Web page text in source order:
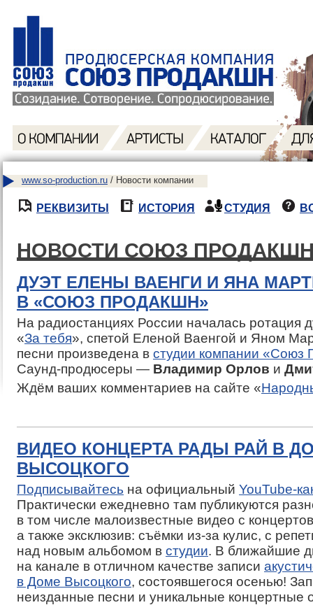
www.so-production.ru / Новости компании
РЕКВИЗИТЫ ИСТОРИЯ СТУДИЯ
НОВОСТИ СОЮЗ
ДУЭТ ЕЛЕНЫ ВАЕНГИ И ЯНА
В «СОЮЗ ПРОДАКШН»
На радиостанциях России началась ротация
«За тебя», спетой Еленой Ваенгой и Яном
песни произведена в студии компании «Союз
Саунд-продюсеры — Владимир Орлов и
Ждём ваших комментариев на сайте «
ВИДЕО КОНЦЕРТА РАДЫ РАЙ В
ВЫСОЦКОГО
Подписывайтесь на официальный YouTube-
Практически ежедневно там публикуются
в том числе малоизвестные видео с
а также эксклюзив: съёмки из-за кулис, с
над новым альбомом в студии. В ближайшие
на канале в отличном качестве записи
в Доме Высоцкого, состоявшегося осенью!
неизданные песни и уникальные концертные